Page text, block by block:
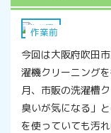
作業前
洗濯機
今回は大阪府吹田
濯機クリーニング
月、市販の洗濯槽
臭いが気になる」
を使っていても汚